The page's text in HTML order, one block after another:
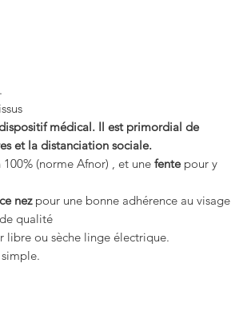
médical. Il est primordial de
et la distanciation sociale.
(norme Afnor) , et une fentepour y
nezpour une bonne adhérence au visage
qualité
libre ou sèche linge électrique.